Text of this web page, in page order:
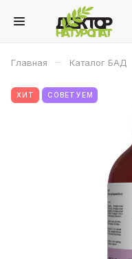
Главная – Каталог БАД
ХИТ СОВЕТУЕМ